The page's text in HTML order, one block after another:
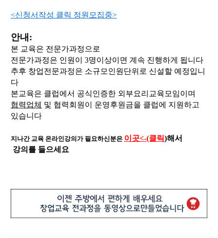
<신청서작성 클릭 정원모집중>
안내:
본 교육은 전문가과정으로
전문가과정은 인원이 3명이상이면 계속 진행하게 됩니다
추후 창업전문과정은 소규모인원단위로 신설할 예정입니
다
본교육은 클럽에서 공식인증한 외부요리교육모임이며
협력업체 및 협력회원이 운영후원금을 클럽에 지원하고
있습니다
지나간 교육 온라인강의가 필요하신분은 이곳<-(클릭)해서
강의를 들으세요